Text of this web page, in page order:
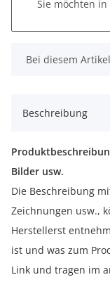
Sie möchten
x
Bei diesem
Beschreibung
Bilder usw.
Die Beschreibung
Zeichnungen usw.,
Herstellerst
ist und was zum
Link und tragen im